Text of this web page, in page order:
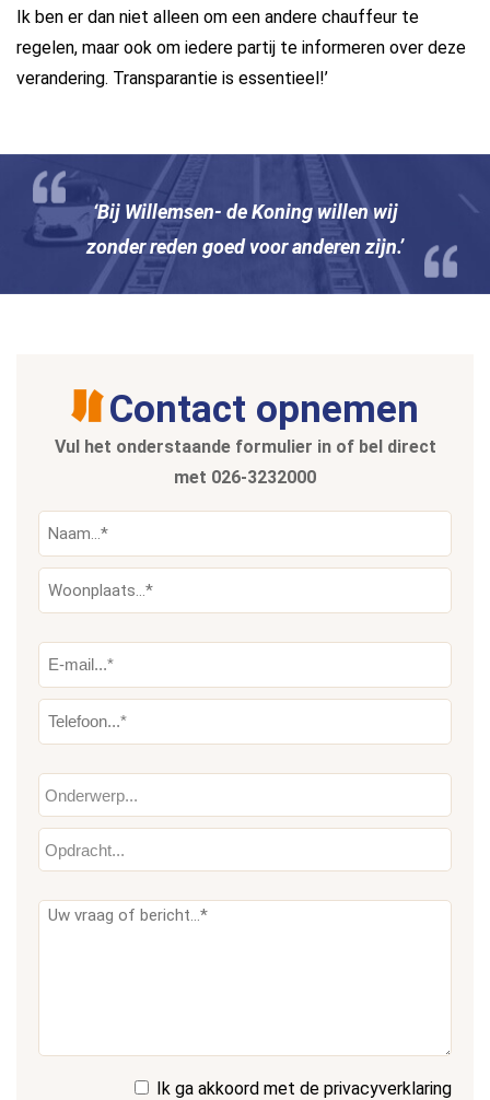
Ik ben er dan niet alleen om een andere chauffeur te
regelen, maar ook om iedere partij te informeren over deze
verandering. Transparantie is essentieel!’
‘Bij Willemsen- de Koning willen wij
zonder reden goed voor anderen zijn.’
Contact opnemen
Vul het onderstaande formulier in of bel direct
met 026-3232000
Ik ga akkoord met de privacyverklaring